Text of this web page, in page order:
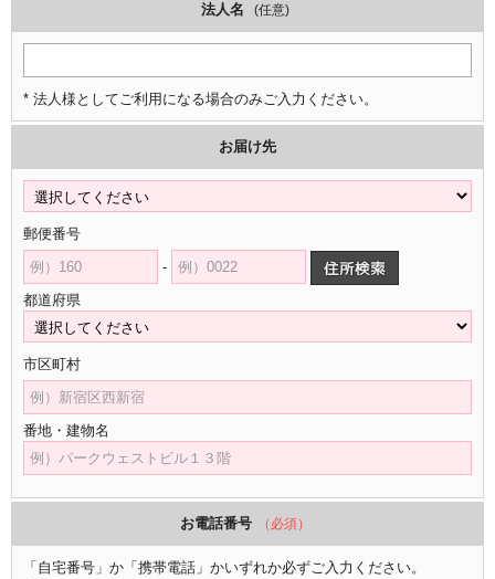
法人名 (任意)
* 法人様としてご利用になる場合のみご入力ください。
お届け先
郵便番号
-
都道府県
市区町村
番地・建物名
お電話番号 （必須）
「自宅番号」か「携帯電話」かいずれか必ずご入力ください。